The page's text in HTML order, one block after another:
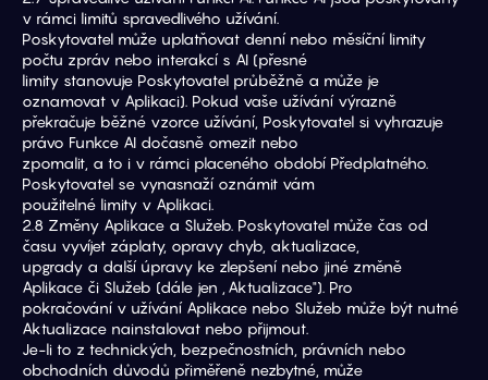
v rámci limitů spravedlivého užívání.
Poskytovatel může uplatňovat denní nebo měsíční limity
počtu zpráv nebo interakcí s AI (přesné
limity stanovuje Poskytovatel průběžně a může je
oznamovat v Aplikaci). Pokud vaše užívání výrazně
překračuje běžné vzorce užívání, Poskytovatel si vyhrazuje
právo Funkce AI dočasně omezit nebo
zpomalit, a to i v rámci placeného období Předplatného.
Poskytovatel se vynasnaží oznámit vám
použitelné limity v Aplikaci.
2.8 Změny Aplikace a Služeb. Poskytovatel může čas od
času vyvíjet záplaty, opravy chyb, aktualizace,
upgrady a další úpravy ke zlepšení nebo jiné změně
Aplikace či Služeb (dále jen „Aktualizace"). Pro
pokračování v užívání Aplikace nebo Služeb může být nutné
Aktualizace nainstalovat nebo přijmout.
Je-li to z technických, bezpečnostních, právních nebo
obchodních důvodů přiměřeně nezbytné, může